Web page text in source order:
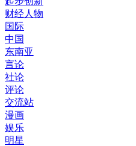
财经人物
国际
中国
东南亚
言论
社论
评论
交流站
漫画
娱乐
明星